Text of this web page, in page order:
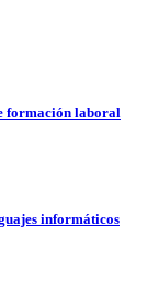
formación laboral
informáticos